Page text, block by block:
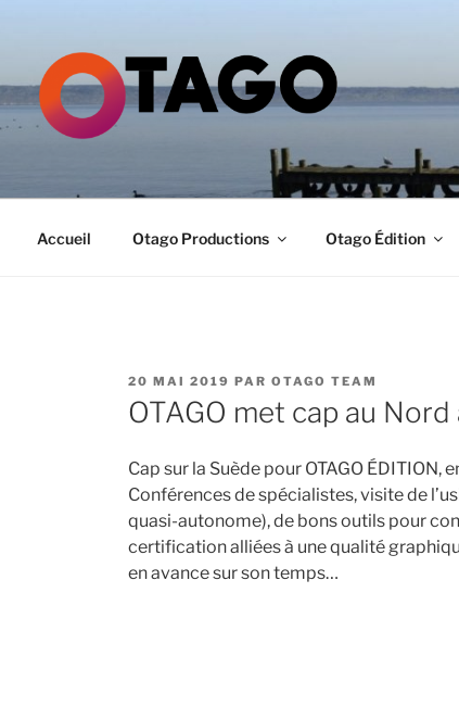
GROUPE OTAGO
Accueil Otago Productions Otago Édition
PUBLIÉ
LE
20 MAI 2019 PAR OTAGO TEAM
OTAGO met cap au
Cap sur la Suède pour OTAGO
Conférences de spécialistes, visite de
quasi-autonome), de bons outils pour
certification alliées à une qualité
en avance sur son temps…